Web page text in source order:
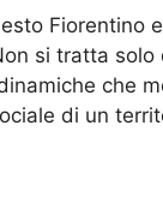
Fiorentino
si tratta
che
di un